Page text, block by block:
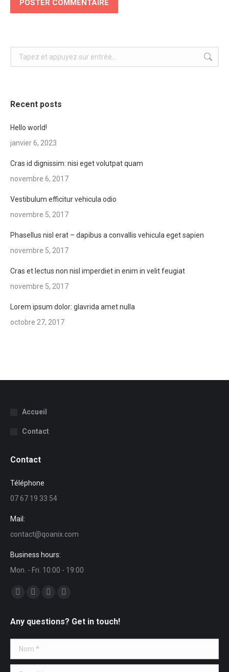
POSTER COMMENTAIRE
Recherche
Recent posts
Hello world!
janvier 6, 2023
Cras id dignissim: nisi eget volutpat quam
novembre 6, 2017
Vestibulum efficitur vehicula odio
novembre 5, 2017
Phasellus nisl erat – dapibus a convallis vehicula eget sapien
novembre 5, 2017
Cras et lectus non nisl imperdiet in enim in velit feugiat
novembre 5, 2017
Lorem ipsum dolor: glavrida amet nulla
octobre 27, 2017
Accueil
Contact
Contact
Téléphone
07 67 19 33 54
Mail:
contact@qoanix.com
Business hours:
Mon. - Fri. 10:00 - 19:00
Trouvez nous sur :
Facebook
s'ouvre
dans
une
Twitter
s'ouvre
dans
une
Dribble
s'ouvre
une
YouTube
s'ouvre
une
Any questions? Get in touch!
Nom *